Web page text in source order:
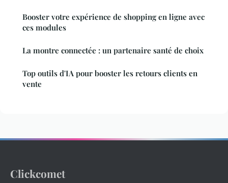
Booster votre expérience de shopping en ligne avec
ces modules
La montre connectée : un partenaire santé de choix
Top outils d'IA pour booster les retours clients en
vente
Clickcomet